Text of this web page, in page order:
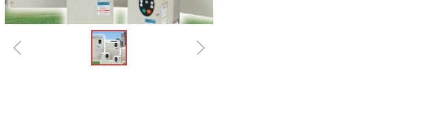
ꁆ ꁇ